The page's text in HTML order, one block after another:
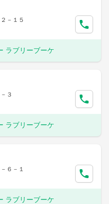
－１５
ラブリーブーケ
３
ラブリーブーケ
６－１
ラブリーブーケ